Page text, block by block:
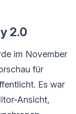
2.0
im November
für
Es war
Ansicht,